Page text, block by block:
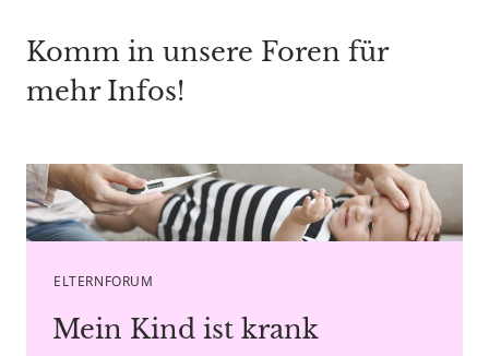
Komm in unsere Foren für
mehr Infos!
Copyright agency stock.adobe.com
ELTERNFORUM
Mein Kind ist krank